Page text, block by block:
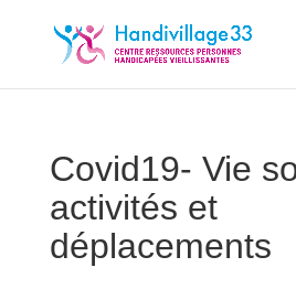
Covid19- Vie
activités et
déplacements